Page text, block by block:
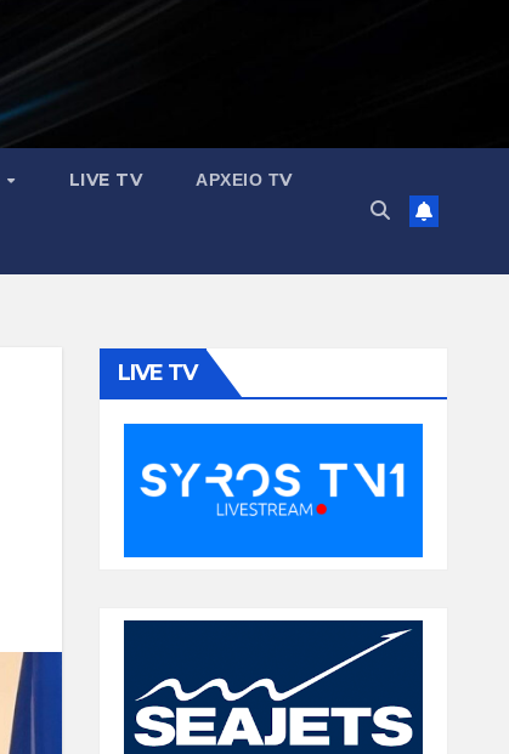
LIVE TV ΑΡΧΕΙΟ ΤV
LIVE TV